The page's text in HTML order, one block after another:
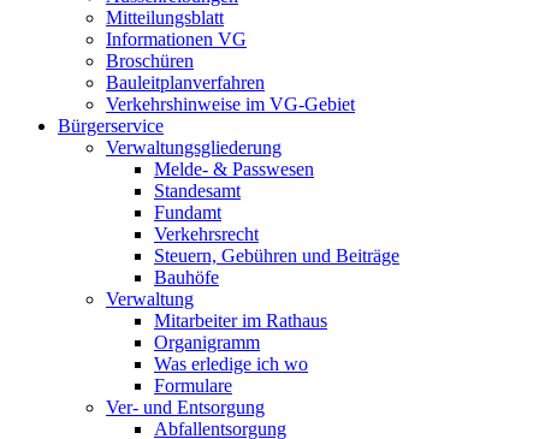
Mitteilungsblatt
Informationen VG
Broschüren
Bauleitplanverfahren
Verkehrshinweise im VG-Gebiet
Bürgerservice
Verwaltungsgliederung
Melde- & Passwesen
Standesamt
Fundamt
Verkehrsrecht
Steuern, Gebühren und Beiträge
Bauhöfe
Verwaltung
Mitarbeiter im Rathaus
Organigramm
Was erledige ich wo
Formulare
Ver- und Entsorgung
Abfallentsorgung